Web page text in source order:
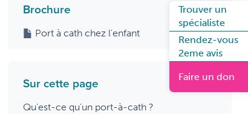
Trouver un
spécialiste
Rendez-vous
2eme avis
Faire un don
Brochure
Port à cath chez l'enfant
Sur cette page
Qu’est-ce qu'un port-à-cath ?